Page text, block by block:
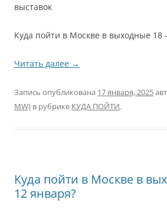
выставок
Куда пойти в Москве в выходные 18
Читать далее →
Запись опубликована 17 января, 2025
MW) в рубрике КУДА ПОЙТИ.
Куда пойти в Москве в
12 января?